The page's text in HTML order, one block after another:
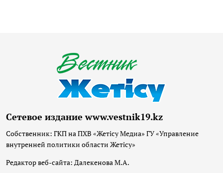
Сетевое издание www.vestnik19.kz
Собственник: ГКП на ПХВ «Жетісу Медиа» ГУ «Управление
внутренней политики области Жетісу»
Редактор веб-сайта: Далекенова М.А.